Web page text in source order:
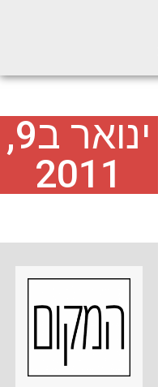
ינואר ב9,
2011